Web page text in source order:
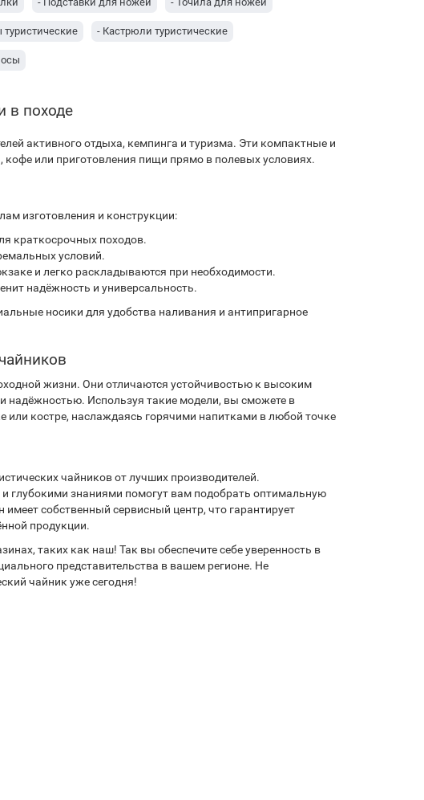
туристические - Кастрюли туристические
в походе
активного отдыха, кемпинга и туризма. Эти компактные и
или приготовления пищи прямо в полевых условиях.
изготовления и конструкции:
краткосрочных походов.
условий.
и легко раскладываются при необходимости.
надёжность и универсальность.
носики для удобства наливания и антипригарное
жизни. Они отличаются устойчивостью к высоким
Используя такие модели, вы сможете в
костре, наслаждаясь горячими напитками в любой точке
чайников от лучших производителей.
знаниями помогут вам подобрать оптимальную
собственный сервисный центр, что гарантирует
продукции.
таких как наш! Так вы обеспечите себе уверенность в
представительства в вашем регионе. Не
чайник уже сегодня!